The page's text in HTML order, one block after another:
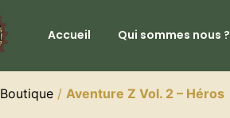
Accueil Qui sommes nous ?
Boutique / Aventure Z Vol. 2 – Héros